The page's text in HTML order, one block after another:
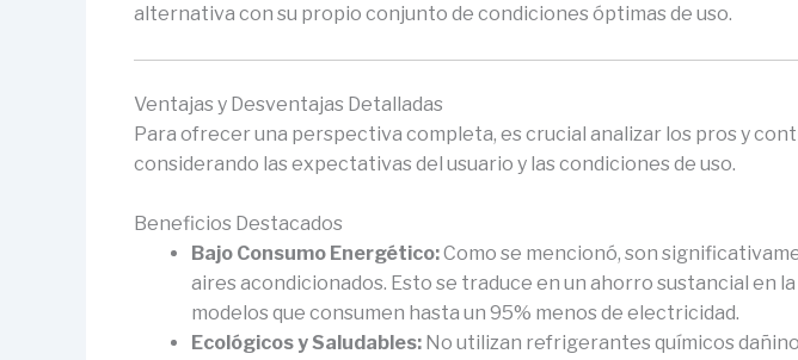
alternativa con su propio conjunto de condiciones óptimas de uso.
Ventajas y Desventajas Detalladas
Para ofrecer una perspectiva completa, es crucial analizar los pros y
considerando las expectativas del usuario y las condiciones de uso.
Beneficios Destacados
Bajo Consumo Energético:Como se mencionó, son
aires acondicionados. Esto se traduce en un ahorro sustancial en
modelos que consumen hasta un 95% menos de electricidad.
Ecológicos y Saludables: No utilizan refrigerantes químicos